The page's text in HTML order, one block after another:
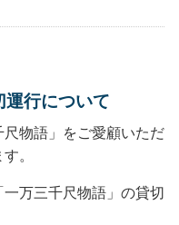
行について
物語」をご愛顧いただ
。
万三千尺物語」の貸切